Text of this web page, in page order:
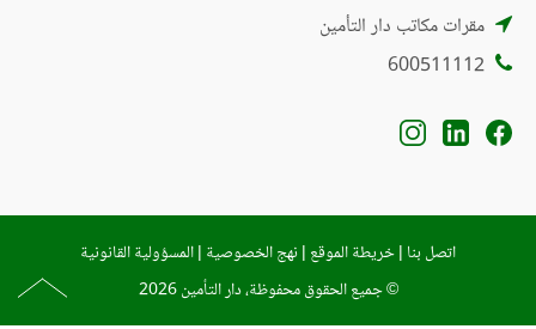
مقرات مكاتب دار التأمين
600511112
اتصل بنا |خريطة الموقع |نهج الخصوصية |المسؤولية القانونية
© جميع الحقوق محفوظة، دار التأمين 2026